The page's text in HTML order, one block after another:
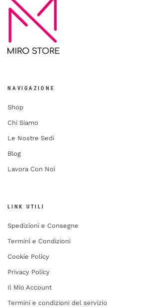
NAVIGAZIONE
Shop
Chi Siamo
Le Nostre Sedi
Blog
Lavora Con Noi
LINK UTILI
Spedizioni e Consegne
Termini e Condizioni
Cookie Policy
Privacy Policy
Il Mio Account
Termini e condizioni del servizio